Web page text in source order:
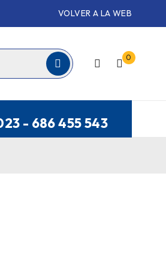
VOLVER A LA WEB
0
- 686 455 543